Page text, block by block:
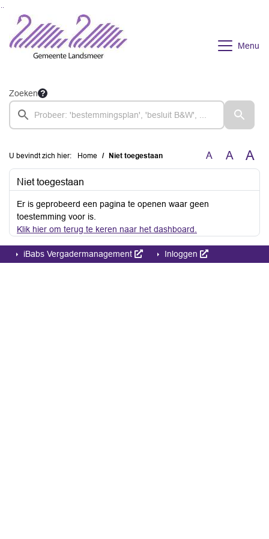
Ga naar de inhoud van deze pagina
Ga naar het zoeken
Ga naar het menu
Menu
Zoeken
U bevindt zich hier: Home Niet toegestaan A A A
Niet toegestaan
Er is geprobeerd een pagina te openen waar geen
toestemming voor is.
Klik hier om terug te keren naar het dashboard.
iBabs Vergadermanagement Inloggen